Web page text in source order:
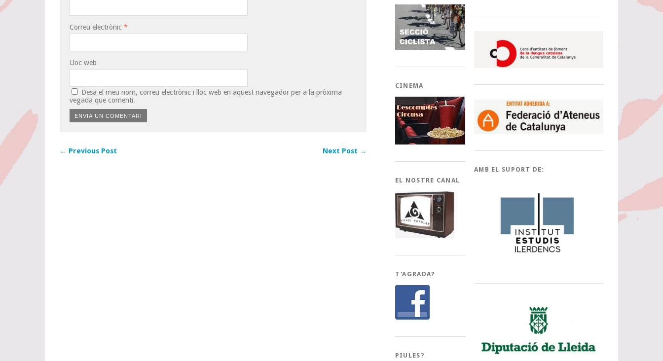
Correu electrònic *
Lloc web
Desa el meu nom, correu electrònic i lloc web en aquest navegador per a la pròxima
vegada que comenti.
← Previous Post Next Post →
CINEMA
EL NOSTRE CANAL
T'AGRADA?
PIULES?
AMB EL SUPORT DE: